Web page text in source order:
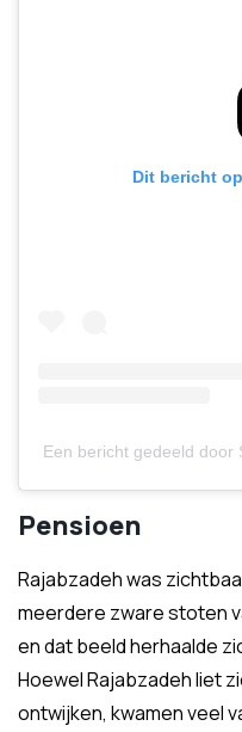
Dit bericht
Een bericht gedeeld door
Pensioen
Rajabzadeh was
meerdere zware stoten
en dat beeld herhaalde
Hoewel Rajabzadeh liet
ontwijken, kwamen veel